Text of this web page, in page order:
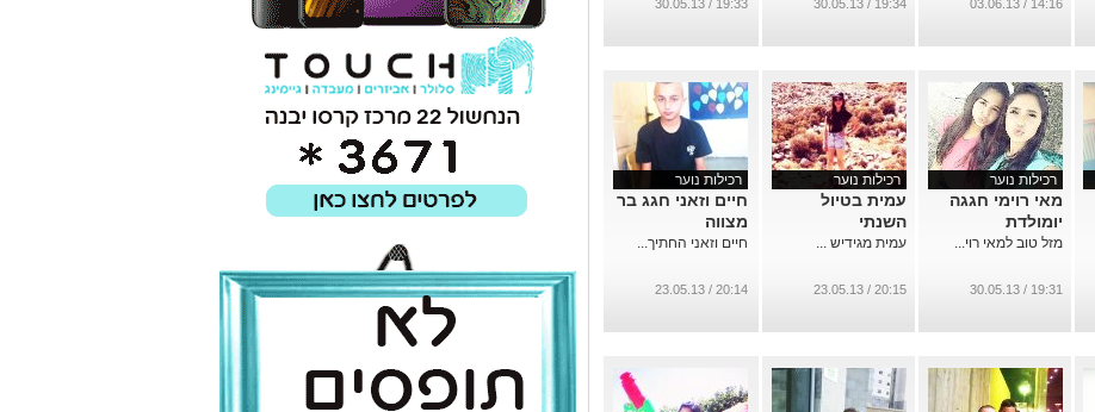
14:16 / 03.06.13
19:34 / 30.05.13
19:33 / 30.05.13
רכילות נוער
מאי רוימי חגגה
יומולדת
מזל טוב למאי רוי...
19:31 / 30.05.13
רכילות נוער
עמית בטיול
השנתי
עמית מגידיש ...
20:15 / 23.05.13
רכילות נוער
חיים וזאני חגג בר
מצווה
חיים וזאני החתיך...
20:14 / 23.05.13